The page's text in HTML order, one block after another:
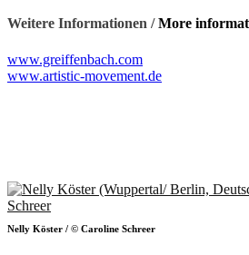
Weitere Informationen /More
www.greiffenbach.com
www.artistic-movement.de
Nelly Köster / © Caroline Schreer